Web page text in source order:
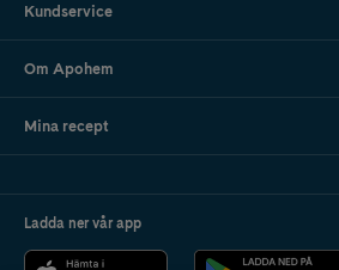
Kundservice
Om Apohem
Mina recept
Ladda ner vår app